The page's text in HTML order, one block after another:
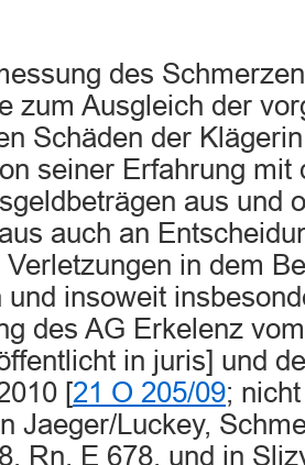
des
zum Ausgleich der
Schäden der
seiner Erfahrung mit
aus und
auch an
in dem
und insoweit
des AG Erkelenz
in juris] und
[21 O 205/09;
Jaeger/Luckey,
Rn. E 678, und in